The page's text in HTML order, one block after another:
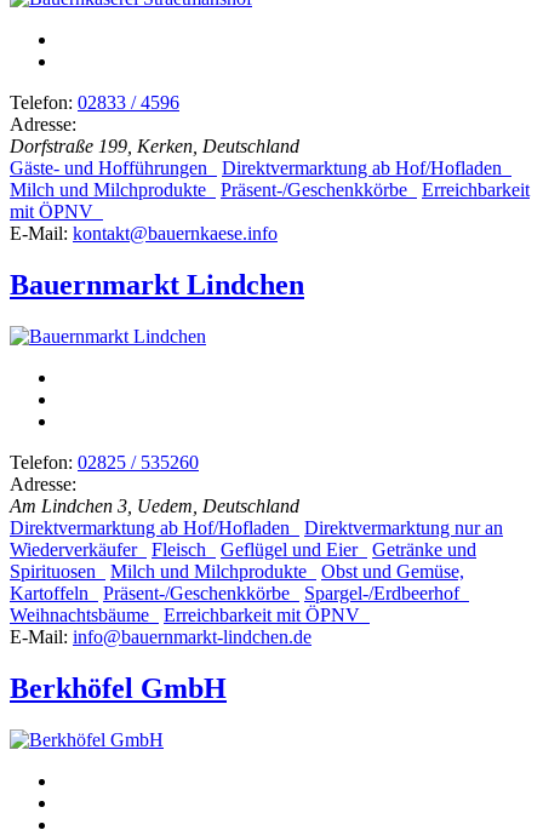
Telefon: 02833 / 4596
Adresse:
Dorfstraße 199, Kerken, Deutschland
Gäste- und Hofführungen
Direktvermarktung ab Hof/Hofladen
Milch und Milchprodukte
Präsent-/Geschenkkörbe
Erreichbarkeit
mit ÖPNV
E-Mail: kontakt@bauernkaese.info
Bauernmarkt Lindchen
Telefon: 02825 / 535260
Adresse:
Am Lindchen 3, Uedem, Deutschland
Direktvermarktung ab Hof/Hofladen
Direktvermarktung nur an
Wiederverkäufer
Fleisch Geflügel und Eier
Getränke und
Spirituosen
Milch und Milchprodukte
Obst und Gemüse,
Kartoffeln
Präsent-/Geschenkkörbe
Spargel-/Erdbeerhof
Weihnachtsbäume
Erreichbarkeit mit ÖPNV
E-Mail: info@bauernmarkt-lindchen.de
Berkhöfel GmbH